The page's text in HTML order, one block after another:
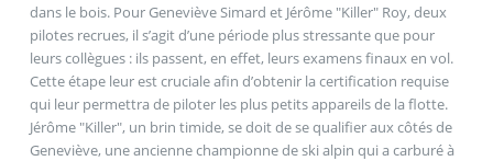
dans le bois. Pour Geneviève Simard et Jérôme "Killer" Roy, deux
pilotes recrues, il s’agit d’une période plus stressante que pour
leurs collègues : ils passent, en effet, leurs examens finaux en vol.
Cette étape leur est cruciale afin d’obtenir la certification requise
qui leur permettra de piloter les plus petits appareils de la flotte.
Jérôme "Killer", un brin timide, se doit de se qualifier aux côtés de
Geneviève, une ancienne championne de ski alpin qui a carburé à